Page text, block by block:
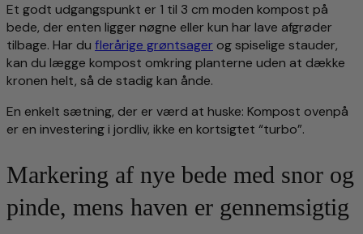
Et godt udgangspunkt er 1 til 3 cm moden kompost på
bede, der enten ligger nøgne eller kun har lave afgrøder
tilbage. Har du flerårige grøntsager og spiselige stauder,
kan du lægge kompost omkring planterne uden at dække
kronen helt, så de stadig kan ånde.
En enkelt sætning, der er værd at huske: Kompost ovenpå
er en investering i jordliv, ikke en kortsigtet “turbo”.
Markering af nye bede med snor og
pinde, mens haven er gennemsigtig